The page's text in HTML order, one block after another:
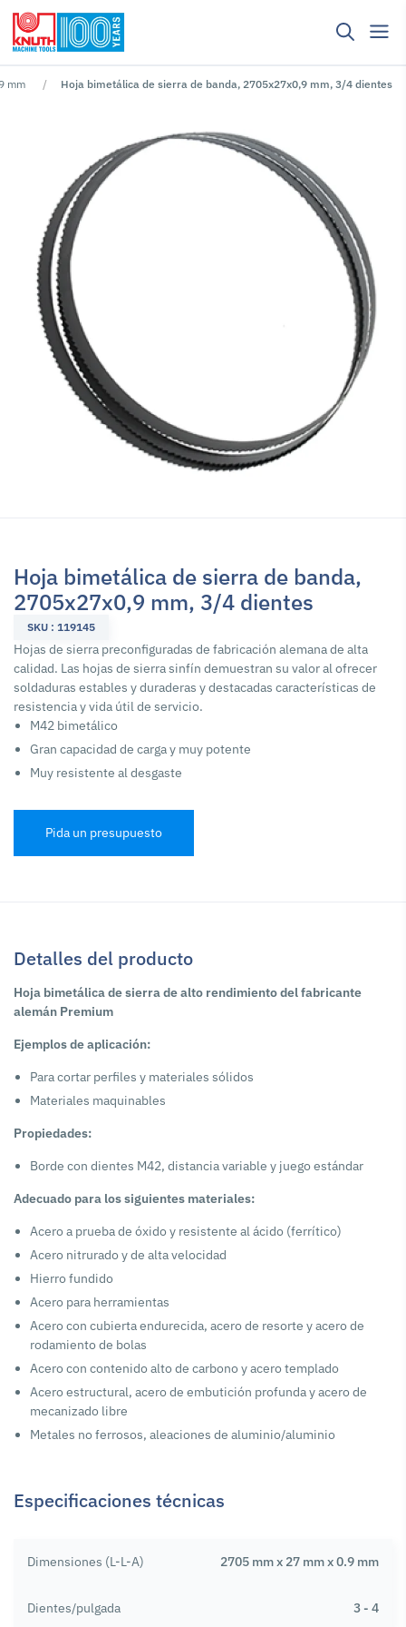
No se han encontrado resultados para ""
mm Hoja bimetálica de sierra de banda, 2705x27x0,9 mm, 3/4 dientes
Hoja bimetálica de sierra de banda,
2705x27x0,9 mm, 3/4 dientes
SKU : 119145
Hojas de sierra preconfiguradas de fabricación alemana de alta
calidad. Las hojas de sierra sinfín demuestran su valor al ofrecer
soldaduras estables y duraderas y destacadas características de
resistencia y vida útil de servicio.
M42 bimetálico
Gran capacidad de carga y muy potente
Muy resistente al desgaste
Pida un presupuesto
Detalles del producto
Hoja bimetálica de sierra de alto rendimiento del fabricante
alemán Premium
Ejemplos de aplicación:
Para cortar perfiles y materiales sólidos
Materiales maquinables
Propiedades:
Borde con dientes M42, distancia variable y juego estándar
Adecuado para los siguientes materiales:
Acero a prueba de óxido y resistente al ácido (ferrítico)
Acero nitrurado y de alta velocidad
Hierro fundido
Acero para herramientas
Acero con cubierta endurecida, acero de resorte y acero de
rodamiento de bolas
Acero con contenido alto de carbono y acero templado
Acero estructural, acero de embutición profunda y acero de
mecanizado libre
Metales no ferrosos, aleaciones de aluminio/aluminio
Especificaciones técnicas
Dimensiones (L-L-A) 2705 mm x 27 mm x 0.9 mm
Dientes/pulgada 3 - 4